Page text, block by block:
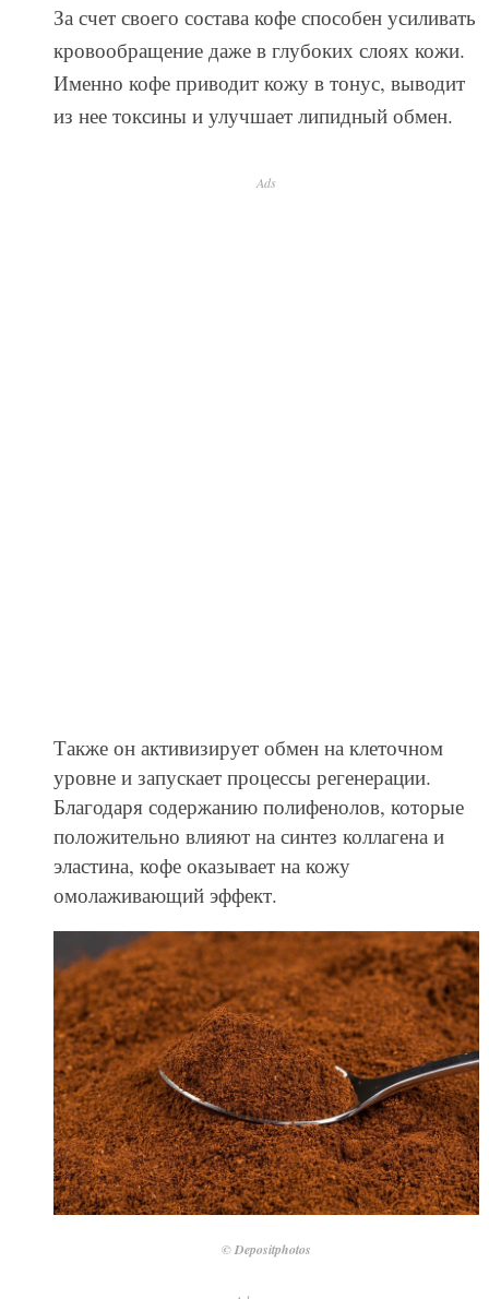
За счет своего состава кофе способен усиливать
кровообращение даже в глубоких слоях кожи.
Именно кофе приводит кожу в тонус, выводит
из нее токсины и улучшает липидный обмен.
Ads
Также он активизирует обмен на клеточном
уровне и запускает процессы регенерации.
Благодаря содержанию полифенолов, которые
положительно влияют на синтез коллагена и
эластина, кофе оказывает на кожу
омолаживающий эффект.
© Depositphotos